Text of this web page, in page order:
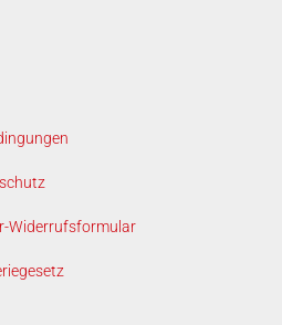
Widerrufsformular